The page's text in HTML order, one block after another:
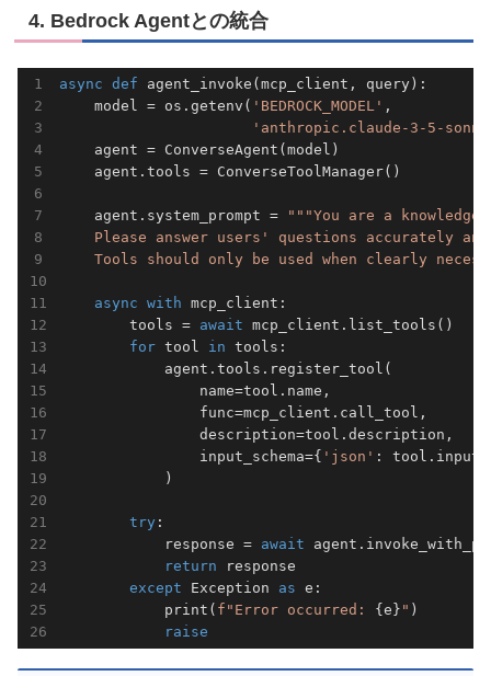
4. Bedrock Agentとの統合
async def agent_invoke (mcp_client, query) :
    model = os.getenv(
'BEDROCK_MODEL' ,
'anthropic.claude-3-5-
    agent = ConverseAgent(model)
    agent.tools = ConverseToolManager()
    agent.system_prompt =
"""You are a
Please answer users' questions accurately
Tools should only be used when clearly
async with mcp_client:
        tools =
await mcp_client.list_tools()
for tool in tools:
            agent.tools.register_tool(
                name=tool.name,
                func=mcp_client.call_tool,
                description=tool.description,
                input_schema={
'json' :
            )
try :
            response =
await
return response
except Exception as e:
            print(
f"Error occurred: {e} " )
raise